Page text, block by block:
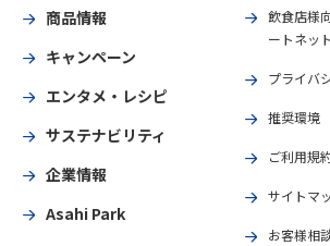
商品情報
キャンペーン
エンタメ・レシピ
サステナビリティ
企業情報
Asahi Park
飲食店様
ートネット
プライバ
推奨環境
ご利用規
サイトマ
お客様相